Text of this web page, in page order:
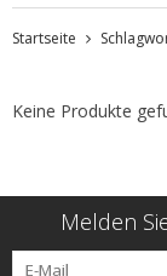
Startseite
Keine Produkte
Melden